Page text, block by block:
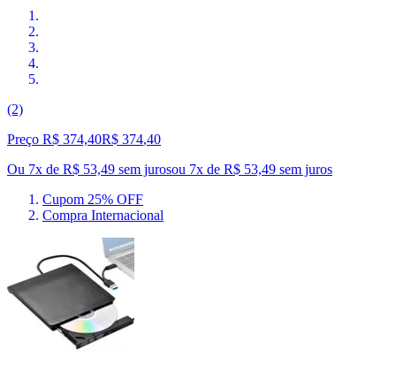
(2)
Preço R$ 374,40R$ 374,40
Ou 7x de R$ 53,49 sem jurosou 7x de R$ 53,49 sem juros
Cupom 25% OFF
Compra Internacional